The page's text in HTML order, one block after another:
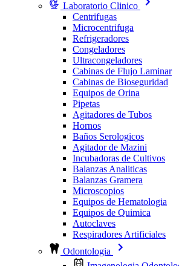
Laboratorio Clinico
Centrifugas
Microcentrifuga
Refrigeradores
Congeladores
Ultracongeladores
Cabinas de Flujo Laminar
Cabinas de Bioseguridad
Equipos de Orina
Pipetas
Agitadores de Tubos
Hornos
Baños Serologicos
Agitador de Mazini
Incubadoras de Cultivos
Balanzas Analiticas
Balanzas Gramera
Microscopios
Equipos de Hematologia
Equipos de Quimica
Autoclaves
Respiradores Artificiales
Odontologia